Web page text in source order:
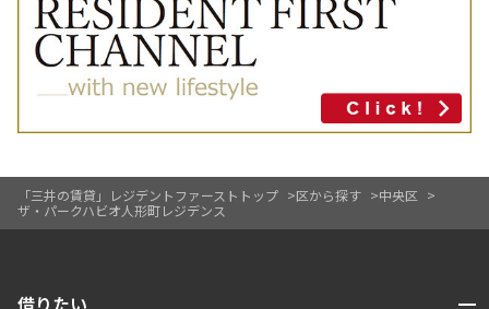
「三井の賃貸」レジデントファーストトップ 区から探す
中央区
ザ・パークハビオ人形町レジデンス
借りたい 開閉